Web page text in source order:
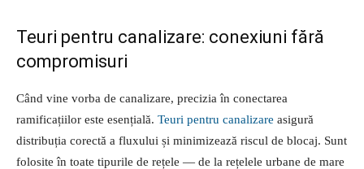
Teuri pentru canalizare: conexiuni fără
compromisuri
Când vine vorba de canalizare, precizia în conectarea
ramificațiilor este esențială. Teuri pentru canalizare asigură
distribuția corectă a fluxului și minimizează riscul de blocaj. Sunt
folosite în toate tipurile de rețele — de la rețelele urbane de mare